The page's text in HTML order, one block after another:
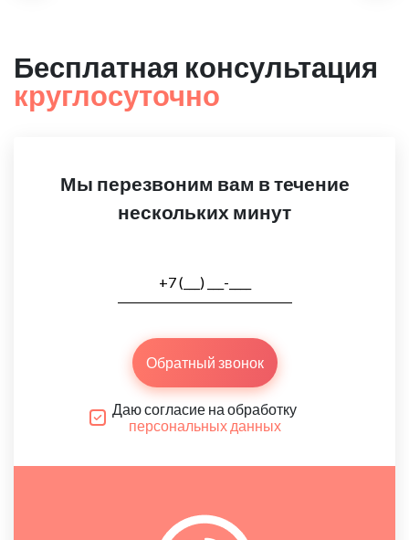
Бесплатная консультация
круглосуточно
Мы перезвоним вам в течение
нескольких минут
Обратный звонок
Даю согласие на обработку
персональных данных